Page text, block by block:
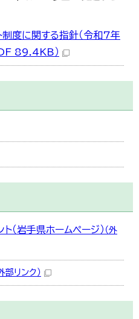
制度に関する指針（令和7年
89.4KB）
（岩手県ホームページ） （外
部リンク）